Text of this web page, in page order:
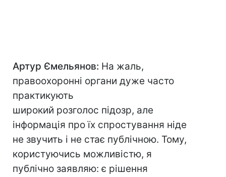
Артур Ємельянов: На жаль,
правоохоронні органи дуже часто
практикують
широкий розголос підозр, але
інформація про їх спростування ніде
не звучить і не стає публічною. Тому,
користуючись можливістю, я
публічно заявляю: є рішення